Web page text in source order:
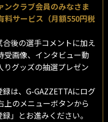
ンクラブ会員のみなさま
料サービス（月額550円税
合後の選手コメントに加え
受画像、インタビュー動
りグッズの抽選プレゼン
は、G-GAZZETTAにログ
上のメニューボタンから
録」とお進みください。